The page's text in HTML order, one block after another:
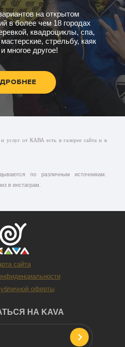
на открытом
в более чем 18 городах
квадроциклы, спа,
стрельбу, каяк
многое другое!
услуг от КАВА есть в галерее сайта и в
по различным источникам.
в инстаграм.
сайта
оферты
НА KAVA